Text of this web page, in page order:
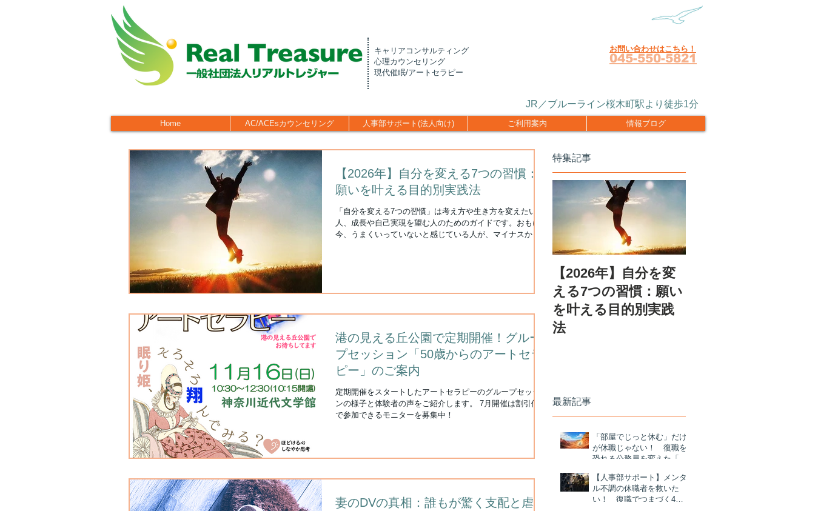
キャリアコンサルティング
心理カウンセリング
現代催眠/アートセラピー
お問い合わせはこちら！
045-550-5821
JR／ブルーライン桜木町駅より徒歩1分
Home AC/ACEsカウンセリング 人事部サポート(法人向け) ご利用案内 情報ブログ
【2026年】自分を変える7つの習慣：
願いを叶える目的別実践法
「自分を変える7つの習慣」は考え方や生き方を変えたい
人、成長や自己実現を望む人のためのガイドです。おもに、
今、うまくいっていないと感じている人が、マイナスからゼ
港の見える丘公園で定期開催！グルー
プセッション「50歳からのアートセラ
ピー」のご案内
定期開催をスタートしたアートセラピーのグループセッショ
ンの様子と体験者の声をご紹介します。 7月開催は割引価格
で参加できるモニターを募集中！
妻のDVの真相：誰もが驚く支配と虐待
特集記事
【2026年】自分を変
える7つの習慣：願い
を叶える目的別実践
法
最新記事
「部屋でじっと休む」だけ
が休職じゃない！ 復職を
恐れる公務員を変えた「ナ
【人事部サポート】メンタ
ル不調の休職者を救いた
い！ 復職でつまづく4つ